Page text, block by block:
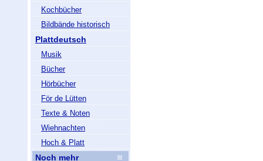
Kochbücher
Bildbände historisch
Plattdeutsch
Musik
Bücher
Hörbücher
För de Lütten
Texte & Noten
Wiehnachten
Hoch & Platt
Noch mehr